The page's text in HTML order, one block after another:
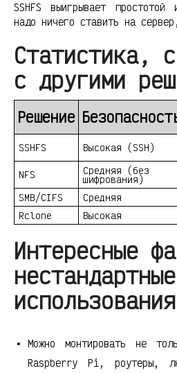
SSHFS выигрывает
надо ничего ставить на
Статистика,
с другими
Решение
SSHFS Высокая (SSH)
NFS
Средняя (без
шифрования)
SMB/CIFS
Средняя
Rclone
Высокая
Интересные
использования
Можно монтировать не
Raspberry Pi, роутеры,